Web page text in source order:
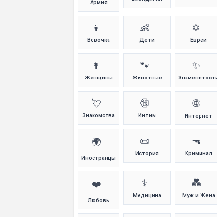
Армия
👦
Вовочка
👶
Дети
✡️
Евреи
👩
Женщины
🐾
Животные
✨
💘
Знакомства
🔞
Интим
🌐
Интернет
🌍
Иностранцы
📜
История
🔫
Криминал
❤️
Любовь
⚕️
Медицина
💑
Муж и Жена